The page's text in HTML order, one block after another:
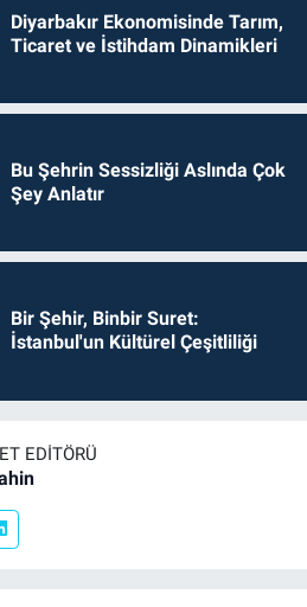
Diyarbakır Ekonomisinde Tarım,
Ticaret ve İstihdam Dinamikleri
Bu Şehrin Sessizliği Aslında Çok
Şey Anlatır
Bir Şehir, Binbir Suret:
İstanbul'un Kültürel Çeşitliliği
EDITÖRÜ